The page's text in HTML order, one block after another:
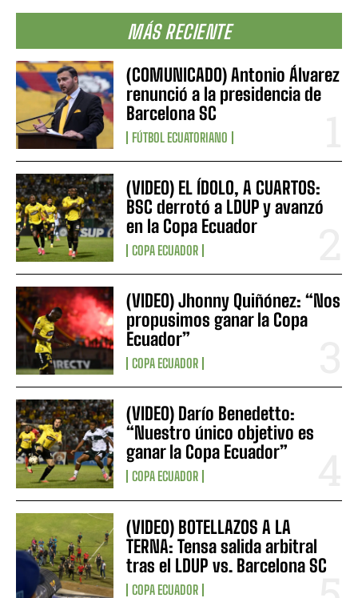
MÁS RECIENTE
(COMUNICADO) Antonio Álvarez
renunció a la presidencia de
Barcelona SC
FÚTBOL ECUATORIANO
(VIDEO) EL ÍDOLO, A CUARTOS:
BSC derrotó a LDUP y avanzó
en la Copa Ecuador
COPA ECUADOR
(VIDEO) Jhonny Quiñónez: “Nos
propusimos ganar la Copa
Ecuador”
COPA ECUADOR
(VIDEO) Darío Benedetto:
“Nuestro único objetivo es
ganar la Copa Ecuador”
COPA ECUADOR
(VIDEO) BOTELLAZOS A LA
TERNA: Tensa salida arbitral
tras el LDUP vs. Barcelona SC
COPA ECUADOR